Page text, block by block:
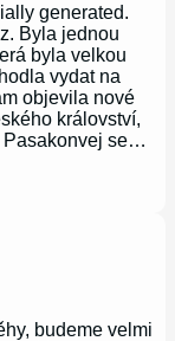
generated.
Byla jednou
byla velkou
vydat na
objevila nové
království,
Pasakonvej se…
budeme velmi